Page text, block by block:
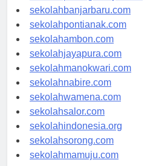
sekolahpalangkaraya.com
sekolahbanjarbaru.com
sekolahpontianak.com
sekolahambon.com
sekolahjayapura.com
sekolahmanokwari.com
sekolahnabire.com
sekolahwamena.com
sekolahsalor.com
sekolahindonesia.org
sekolahsorong.com